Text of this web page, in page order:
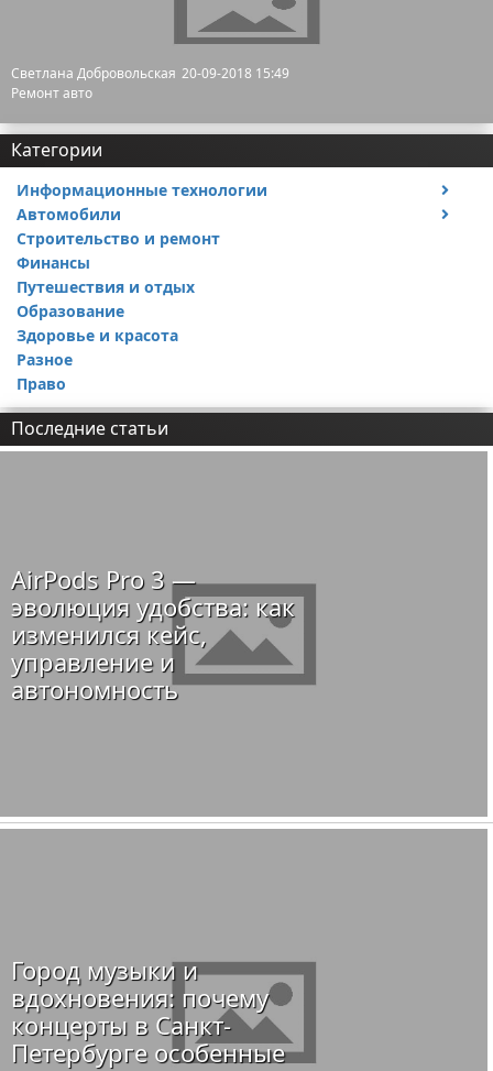
Светлана Добровольская 20-09-2018 15:49
Ремонт авто
Категории
Информационные технологии
Тесты и обзоры устройств
Автомобили
Ремонт авто
Строительство и ремонт
Финансы
Путешествия и отдых
Образование
Здоровье и красота
Разное
Право
Последние статьи
AirPods Pro 3 —
эволюция удобства: как
изменился кейс,
управление и
автономность
Город музыки и
вдохновения: почему
концерты в Санкт-
Петербурге особенные